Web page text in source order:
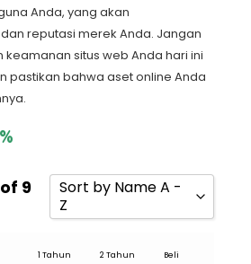
Anda, yang akan
reputasi merek Anda. Jangan
keamanan situs web Anda hari ini
pastikan bahwa aset online Anda
9
Sort by Name A -
Z
1 Tahun 2 Tahun Beli